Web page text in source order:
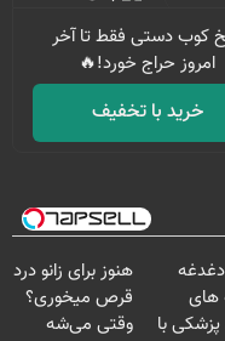
کوب دستی فقط تا آخر
امروز حراج خورد!🔥
خرید با تخفیف
دغدغه
های
با
هنوز برای زانو درد
قرص میخوری؟
وقتی می‌شه